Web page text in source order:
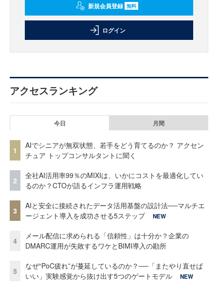
新規会員登録 無料
ログイン
アクセスランキング
今日 月間
1
AIでシニアが無双状態、若手をどう育てるのか？ アクセン
チュア トップコンサルタントに聞く
2
全社AI活用率99％のMIXIは、いかにコストを最適化してい
るのか？CTOが語るインフラ運用戦略
3
AIと安全に接続されたデータ活用基盤の設計法──マルチエ
ージェント導入を成功させる5ステップ
NEW
4
メール配信に求められる「信頼性」は十分か？企業の
DMARC運用が失敗するワケとBIMI導入の勘所
5
なぜ“PoC疲れ”が蔓延しているのか？──「またやり直せば
いい」実験感覚から抜け出す5つのゲートモデル
NEW